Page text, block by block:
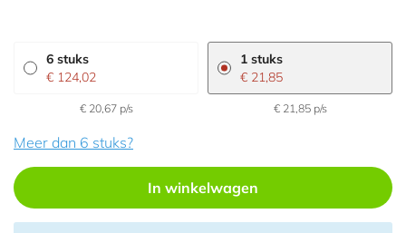
6 stuks
€ 124,02
€ 20,67 p/s
1 stuks
€ 21,85
€ 21,85 p/s
Meer dan 6 stuks?
In winkelwagen